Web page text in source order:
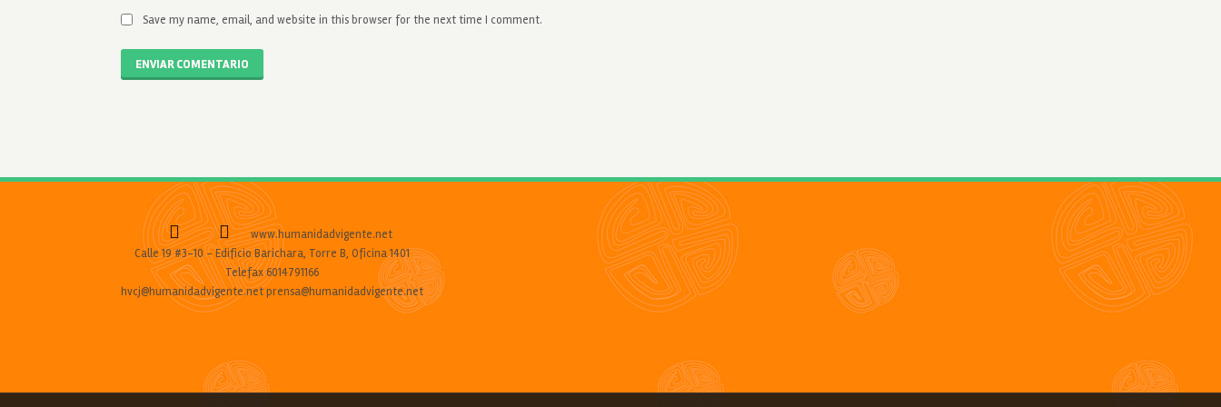
Save my name, email, and website in this browser for the next time I comment.
ENVIAR COMENTARIO
www.humanidadvigente.net
Calle 19 #3-10 - Edificio Barichara, Torre B, Oficina 1401
Telefax 6014791166
hvcj@humanidadvigente.net prensa@humanidadvigente.net